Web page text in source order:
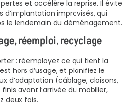
et accélère la reprise. Il évite
d’implantation improvisés, qui
le lendemain du déménagement.
réemploi, recyclage
: réemployez ce qui tient la
hors d’usage, et planifiez le
d’adaptation (câblage, cloisons,
avant l’arrivée du mobilier,
deux fois.